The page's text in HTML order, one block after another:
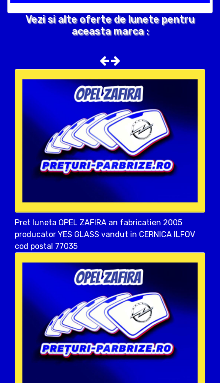
Vezi si alte oferte de lunete pentru
aceasta marca :
Pret luneta OPEL ZAFIRA an fabricatien 2005
producator YES GLASS vandut in CERNICA ILFOV
cod postal 77035